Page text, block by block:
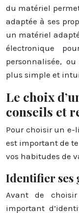
du matériel
adaptée à ses
un matériel
électronique
personnalisée,
plus simple et
Le choix
conseils et
Pour choisir un
est important de
vos habitudes de
Identifier ses
Avant de
important